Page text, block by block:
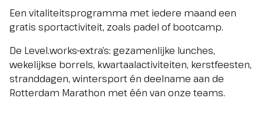
Een vitaliteitsprogramma met iedere maand een
gratis sportactiviteit, zoals padel of bootcamp.
De Level.works-extra’s: gezamenlijke lunches,
wekelijkse borrels, kwartaalactiviteiten, kerstfeesten,
stranddagen, wintersport én deelname aan de
Rotterdam Marathon met één van onze teams.